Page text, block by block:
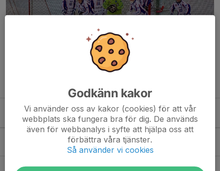
Kommande aktiviteter
Höglandscupen
Sön 11/10 Höglandscupen
Godkänn kakor
Vi använder oss av kakor (cookies) för att vår
webbplats ska fungera bra för dig. De används
även för webbanalys i syfte att hjälpa oss att
förbättra våra tjänster.
Så använder vi cookies